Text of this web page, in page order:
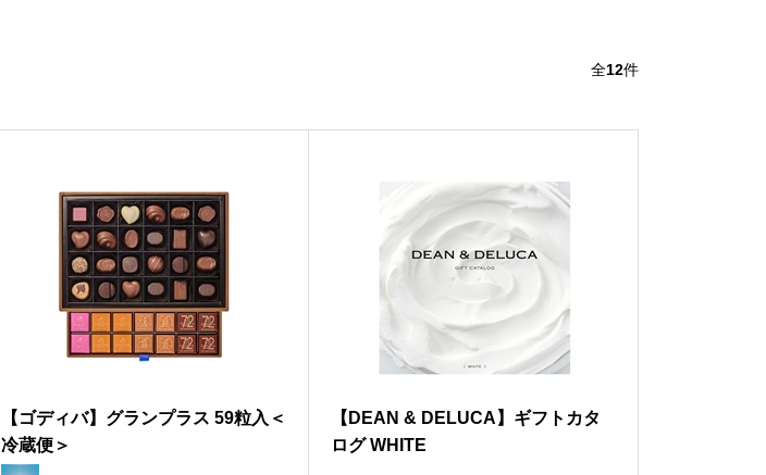
全12件
【ゴディバ】グランプラス 59粒入＜
冷蔵便＞
【DEAN & DELUCA】ギフトカタ
ログ WHITE